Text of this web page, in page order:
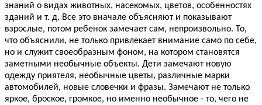
знаний о видах животных, насекомых, цветов, особенностях
зданий и т. д. Все это вначале объясняют и показывают
взрослые, потом ребенок замечает сам, непроизвольно. То,
что объяснили, не только привлекает внимание само по себе,
но и служит своеобразным фоном, на котором становятся
заметными необычные объекты. Дети замечают новую
одежду приятеля, необычные цветы, различные марки
автомобилей, новые словечки и фразы. Замечают не только
яркое, броское, громкое, но именно необычное - то, чего не